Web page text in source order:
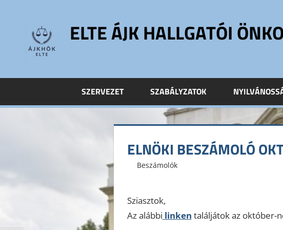
content
ELTE ÁJK HALLGATÓI
ELTE
Kar
SZERVEZET SZABÁLYZATOK
ELNÖKI BESZÁMOLÓ
2017. január 10.
ELTE ÁJK HÖK
Beszámolók
Sziasztok,
Az alábbi linken találjátok az október-